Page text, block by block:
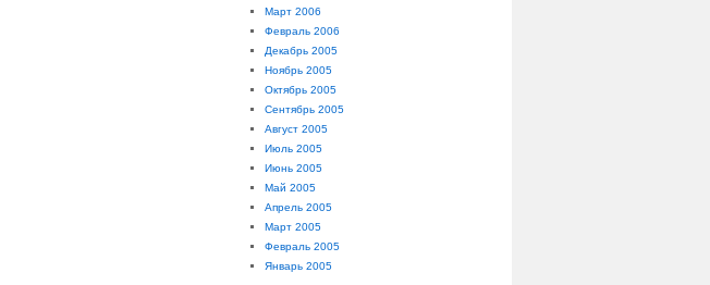
Март 2006
Февраль 2006
Декабрь 2005
Ноябрь 2005
Октябрь 2005
Сентябрь 2005
Август 2005
Июль 2005
Июнь 2005
Май 2005
Апрель 2005
Март 2005
Февраль 2005
Январь 2005